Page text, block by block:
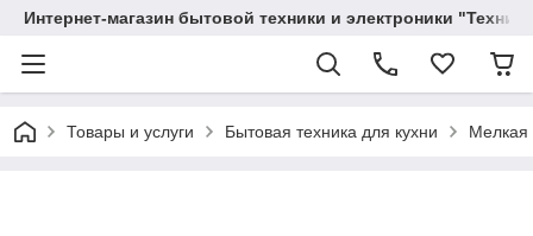
Интернет-магазин бытовой техники и электроники
Товары и услуги Бытовая техника для кухни Мелкая